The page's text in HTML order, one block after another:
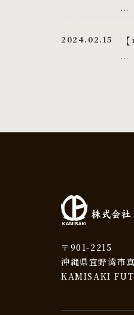
...
2024.02.15
...
〒901-2215
沖縄県宜野湾市
KAMISAKI